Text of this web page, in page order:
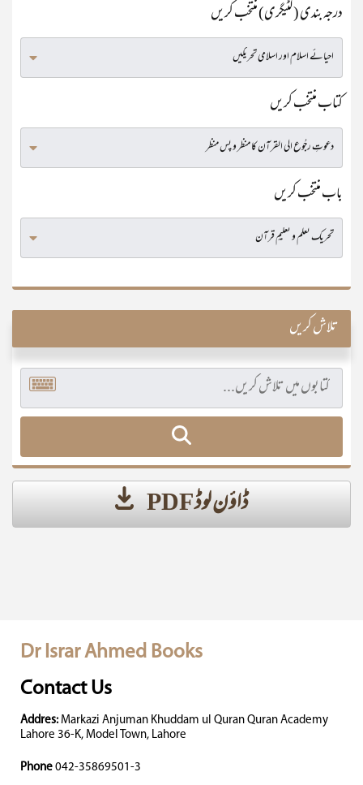
درجہ بندی (کٹیگری) منتخب کریں
کتاب منتخب کریں
باب منتخب کریں
تلاش کریں
ڈاؤن لوڈ PDF
Dr Israr Ahmed Books
Contact Us
Addres: Markazi Anjuman Khuddam ul Quran Quran Academy
Lahore 36-K, Model Town, Lahore
Phone 042-35869501-3